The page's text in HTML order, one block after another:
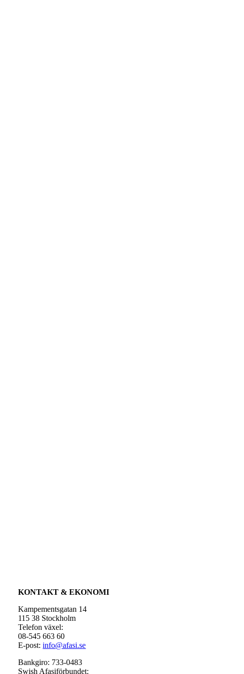
KONTAKT & EKONOMI
Kampementsgatan 14
115 38 Stockholm
Telefon växel:
08-545 663 60
E-post:info@afasi.se
Bankgiro: 733-0483
Swish Afasiförbundet: